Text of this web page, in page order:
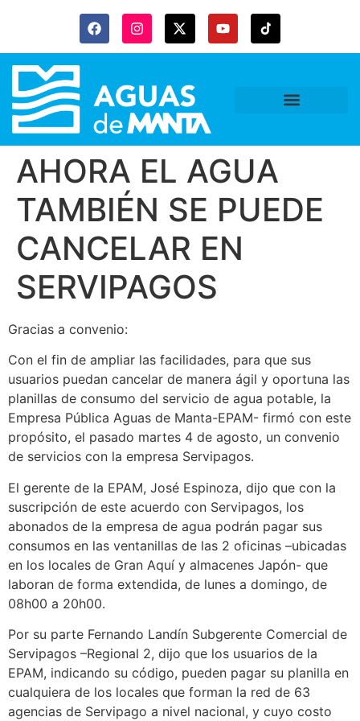
AHORA EL AGUA
TAMBIÉN SE PUEDE
CANCELAR EN
SERVIPAGOS
Gracias a convenio:
Con el fin de ampliar las facilidades, para que sus
usuarios puedan cancelar de manera ágil y oportuna las
planillas de consumo del servicio de agua potable, la
Empresa Pública Aguas de Manta-EPAM- firmó con este
propósito, el pasado martes 4 de agosto, un convenio
de servicios con la empresa Servipagos.
El gerente de la EPAM, José Espinoza, dijo que con la
suscripción de este acuerdo con Servipagos, los
abonados de la empresa de agua podrán pagar sus
consumos en las ventanillas de las 2 oficinas –ubicadas
en los locales de Gran Aquí y almacenes Japón- que
laboran de forma extendida, de lunes a domingo, de
08h00 a 20h00.
Por su parte Fernando Landín Subgerente Comercial de
Servipagos –Regional 2, dijo que los usuarios de la
EPAM, indicando su código, pueden pagar su planilla en
cualquiera de los locales que forman la red de 63
agencias de Servipago a nivel nacional, y cuyo costo